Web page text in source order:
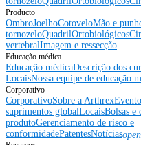
Producto
OmbroJoelhoCotoveloMão e
tornozeloQuadrilOrtobiológicos
vertebralImagem e ressecção
Educação médica
Educação médicaDescrição dos
LocaisNossa equipe de educação
Corporativo
CorporativoSobre a Arthrex
suprimentos globalLocaisBolsas e
produtoGerenciamento de risco e
conformidadePatentesNotícias